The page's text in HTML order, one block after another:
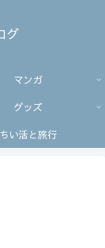
グ
マンガ
グッズ
ちい活と旅行